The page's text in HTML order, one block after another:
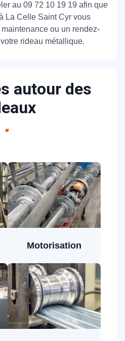
au 09 72 10 19 19 afin que
La Celle Saint Cyr vous
ou un rendez-
rideau métallique.
autour des
Motorisation